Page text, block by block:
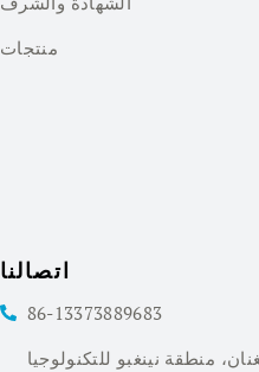
منتجات
اتصالنا
86-13373889683
جيانغنان، منطقة نينغبو للتكنولوجيا